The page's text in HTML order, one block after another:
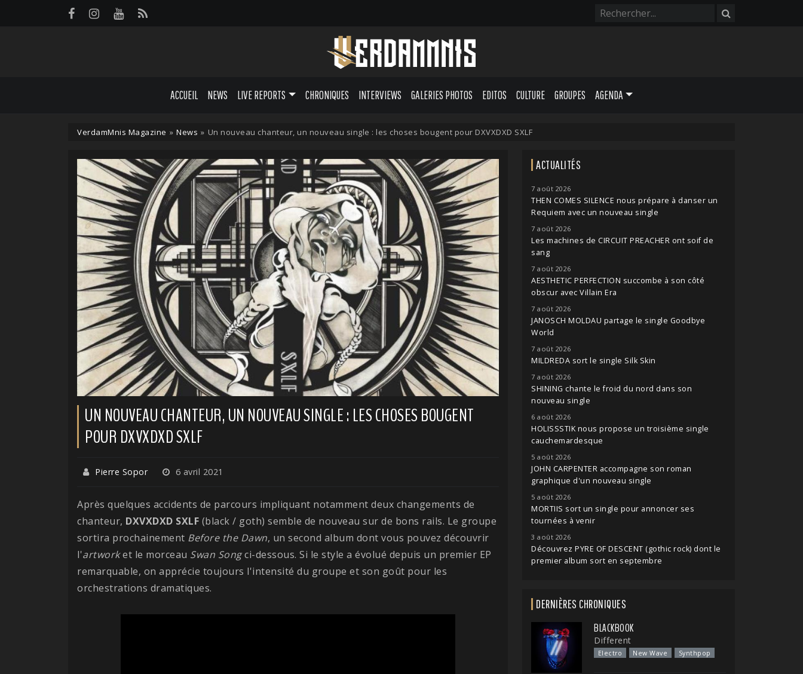
ACCUEIL NEWS LIVE REPORTS CHRONIQUES INTERVIEWS GALERIES PHOTOS EDITOS CULTURE GROUPES AGENDA
VerdamMnis Magazine » News » Un nouveau chanteur, un nouveau single : les choses bougent pour DXVXDXD SXLF
UN NOUVEAU CHANTEUR, UN NOUVEAU SINGLE : LES CHOSES BOUGENT
POUR DXVXDXD SXLF
Pierre Sopor 6 avril 2021
Après quelques accidents de parcours impliquant notamment deux changements de
chanteur, DXVXDXD SXLF (black / goth) semble de nouveau sur de bons rails. Le groupe
sortira prochainement Before the Dawn, un second album dont vous pouvez découvrir
l'artworket le morceau Swan Songci-dessous. Si le style a évolué depuis un premier EP
remarquable, on apprécie toujours l'intensité du groupe et son goût pour les
orchestrations dramatiques.
ACTUALITÉS
7 août 2026
THEN COMES SILENCE nous prépare à danser un
Requiem avec un nouveau single
7 août 2026
Les machines de CIRCUIT PREACHER ont soif de
sang
7 août 2026
AESTHETIC PERFECTION succombe à son côté
obscur avec Villain Era
7 août 2026
JANOSCH MOLDAU partage le single Goodbye
World
7 août 2026
MILDREDA sort le single Silk Skin
7 août 2026
SHINING chante le froid du nord dans son
nouveau single
6 août 2026
HOLISSSTIK nous propose un troisième single
cauchemardesque
5 août 2026
JOHN CARPENTER accompagne son roman
graphique d'un nouveau single
5 août 2026
MORTIIS sort un single pour annoncer ses
tournées à venir
3 août 2026
Découvrez PYRE OF DESCENT (gothic rock) dont le
premier album sort en septembre
DERNIÈRES CHRONIQUES
BLACKBOOK
Different
Electro New Wave Synthpop
Panneau de gestion des cookies